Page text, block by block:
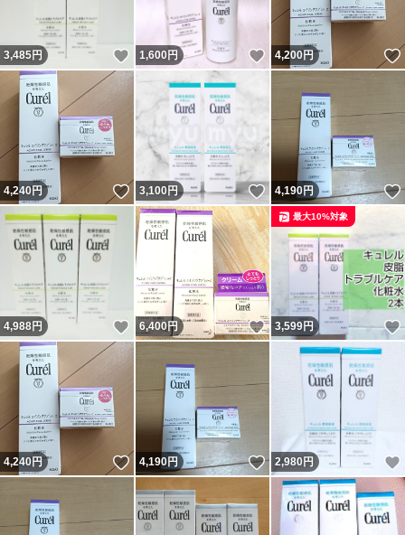
3,485円 いいね！
1,600 円 いいね！
4,200円
4,240円 いいね！
3,100円 いいね！
4,190円
4,988円 いいね！
6,400円 いいね！
3,599円
最大10%対象
4,240円 いいね！
4,190円 いいね！
2,980 円